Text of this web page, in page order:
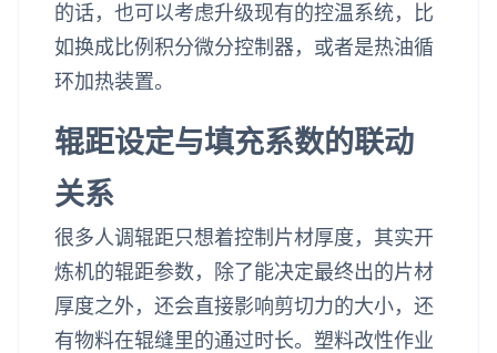
的话，也可以考虑升级现有的控温系统，比
如换成比例积分微分控制器，或者是热油循
环加热装置。
辊距设定与填充系数的联动
关系
很多人调辊距只想着控制片材厚度，其实开
炼机的辊距参数，除了能决定最终出的片材
厚度之外，还会直接影响剪切力的大小，还
有物料在辊缝里的通过时长。塑料改性作业